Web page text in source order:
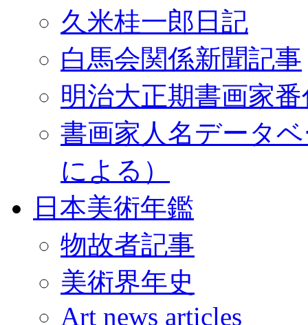
久米桂一郎日記
白馬会関係新聞記事
明治大正期書画家
書画家人名データ
による）
日本美術年鑑
物故者記事
美術界年史
Art news articles